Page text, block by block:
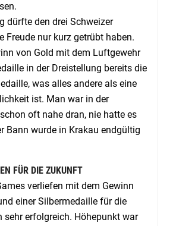
dürfte den drei Schweizer
Freude nur kurz getrübt haben.
von Gold mit dem Luftgewehr
in der Dreistellung bereits die
was alles andere als eine
ist. Man war in der
oft nahe dran, nie hatte es
Bann wurde in Krakau endgültig
FÜR DIE ZUKUNFT
verliefen mit dem Gewinn
einer Silbermedaille für die
sehr erfolgreich. Höhepunkt war